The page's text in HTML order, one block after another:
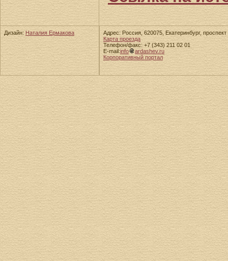
Дизайн: Наталия Ермакова
Адрес: Россия, 620075, Екатеринбург,
Карта проезда
Телефон/факс: +7 (343) 211 02 01
E-mail:info
ardashev.ru
Корпоративный портал